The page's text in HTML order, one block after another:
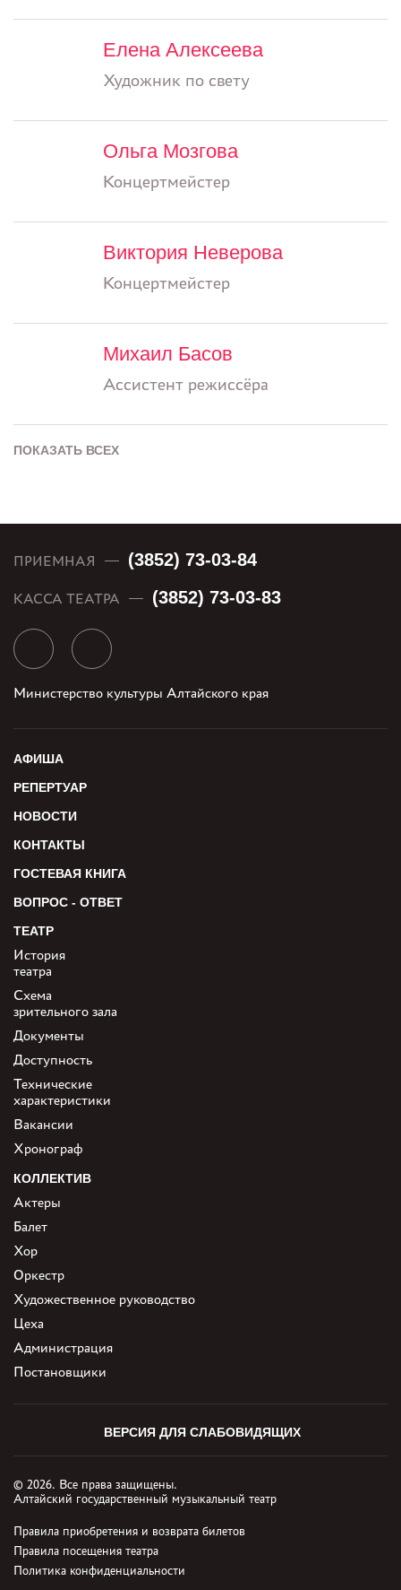
Елена Алексеева
Художник по свету
Ольга Мозгова
Концертмейстер
Виктория Неверова
Концертмейстер
Михаил Басов
Ассистент режиссёра
ПОКАЗАТЬ ВСЕХ
ПРИЕМНАЯ (3852) 73-03-84
КАССА ТЕАТРА (3852) 73-03-83
Министерство культуры Алтайского края
АФИША
РЕПЕРТУАР
НОВОСТИ
КОНТАКТЫ
ГОСТЕВАЯ КНИГА
ВОПРОС - ОТВЕТ
ТЕАТР
История
театра
Схема
зрительного зала
Документы
Доступность
Технические
характеристики
Вакансии
Хронограф
КОЛЛЕКТИВ
Актеры
Балет
Хор
Оркестр
Художественное руководство
Цеха
Администрация
Постановщики
ВЕРСИЯ ДЛЯ СЛАБОВИДЯЩИХ
© 2026. Все права защищены.
Алтайский государственный музыкальный театр
Правила приобретения и возврата билетов
Правила посещения театра
Политика конфиденциальности